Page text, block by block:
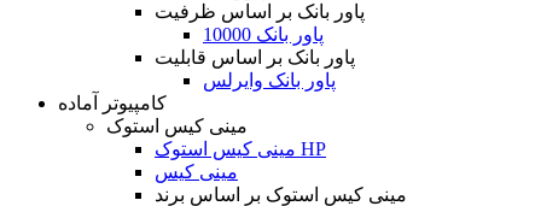
پاور بانک بر اساس ظرفیت
پاور بانک 10000
پاور بانک بر اساس قابلیت
پاور بانک وایرلس
کامپیوتر آماده
مینی کیس استوک
مینی کیس استوک HP
مینی کیس
مینی کیس استوک بر اساس برند